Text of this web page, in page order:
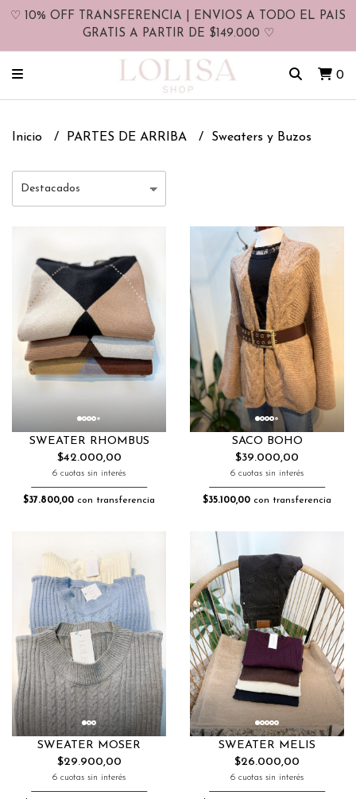
♡ 10% OFF TRANSFERENCIA | ENVIOS A TODO EL PAIS
GRATIS A PARTIR DE $149.000 ♡
0
Inicio PARTES DE ARRIBA Sweaters y Buzos
SWEATER RHOMBUS
$42.000,00
6 cuotas sin interés
$37.800,00 con transferencia
SACO BOHO
$39.000,00
6 cuotas sin interés
$35.100,00 con transferencia
SWEATER MOSER
$29.900,00
6 cuotas sin interés
SWEATER MELIS
$26.000,00
6 cuotas sin interés